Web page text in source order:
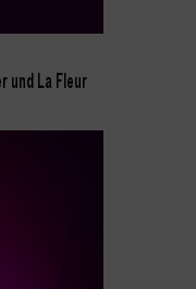
und La Fleur